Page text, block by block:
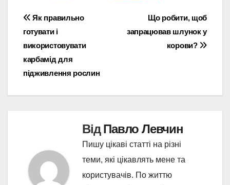
Навігація
записів
Що робити, щоб
запрацював шлунок у
корови?
Як правильно
готувати і
використовувати
карбамід для
підживлення рослин
ВідПавло Левчин
Пишу цікаві статті на різні
теми, які цікавлять мене та
користувачів. По життю